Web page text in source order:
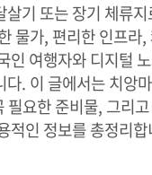
살기 또는 장기 체류
물가, 편리한 인프라,
인 여행자와 디지털
다. 이 글에서는 치앙
필요한 준비물, 그리
적인 정보를 총정리